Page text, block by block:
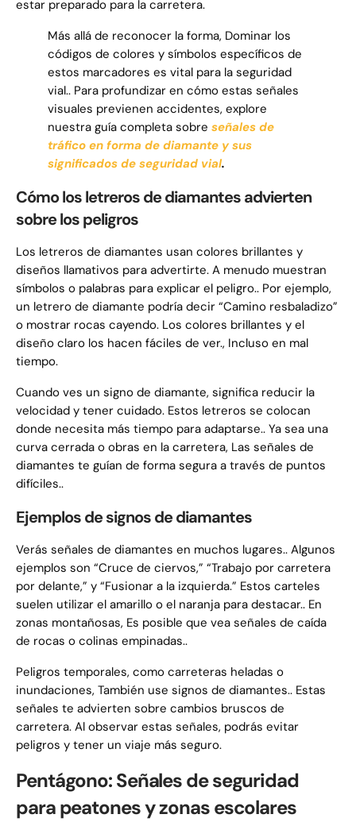
estar preparado para la carretera.
Más allá de reconocer la forma, Dominar los
códigos de colores y símbolos específicos de
estos marcadores es vital para la seguridad
vial.. Para profundizar en cómo estas señales
visuales previenen accidentes, explore
nuestra guía completa sobre señales de
tráfico en forma de diamante y sus
significados de seguridad vial.
Cómo los letreros de diamantes advierten
sobre los peligros
Los letreros de diamantes usan colores brillantes y
diseños llamativos para advertirte. A menudo muestran
símbolos o palabras para explicar el peligro.. Por ejemplo,
un letrero de diamante podría decir “Camino resbaladizo”
o mostrar rocas cayendo. Los colores brillantes y el
diseño claro los hacen fáciles de ver., Incluso en mal
tiempo.
Cuando ves un signo de diamante, significa reducir la
velocidad y tener cuidado. Estos letreros se colocan
donde necesita más tiempo para adaptarse.. Ya sea una
curva cerrada o obras en la carretera, Las señales de
diamantes te guían de forma segura a través de puntos
difíciles..
Ejemplos de signos de diamantes
Verás señales de diamantes en muchos lugares.. Algunos
ejemplos son “Cruce de ciervos,” “Trabajo por carretera
por delante,” y “Fusionar a la izquierda.” Estos carteles
suelen utilizar el amarillo o el naranja para destacar.. En
zonas montañosas, Es posible que vea señales de caída
de rocas o colinas empinadas..
Peligros temporales, como carreteras heladas o
inundaciones, También use signos de diamantes.. Estas
señales te advierten sobre cambios bruscos de
carretera. Al observar estas señales, podrás evitar
peligros y tener un viaje más seguro.
Pentágono: Señales de seguridad
para peatones y zonas escolares